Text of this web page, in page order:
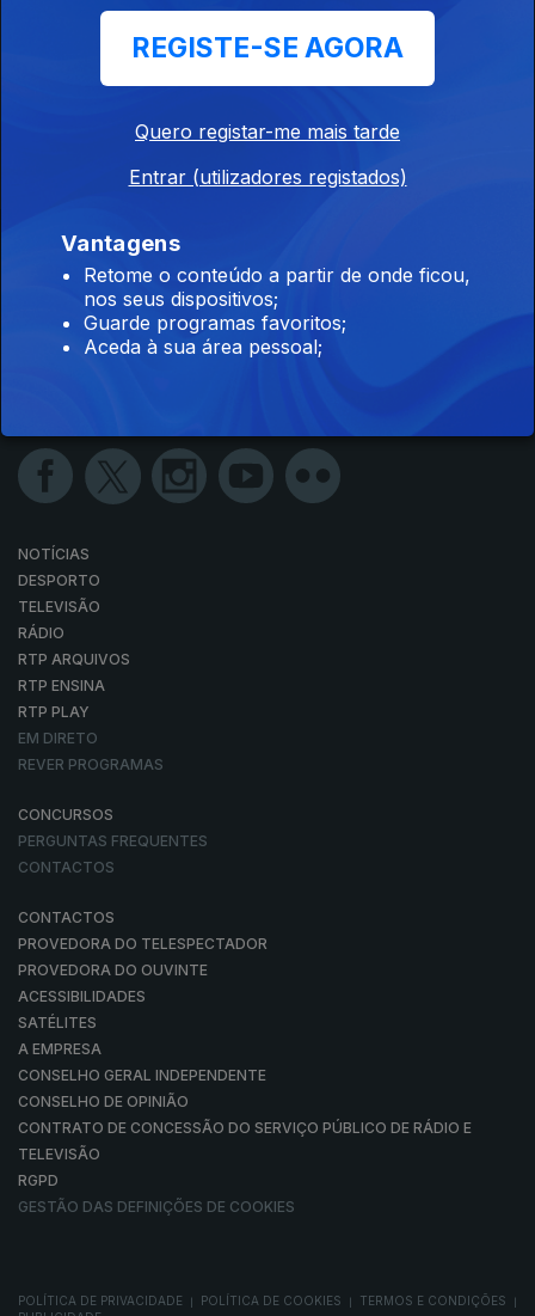
Instale a aplicaçãoRTP Play
Disponível para iOS, Android, Apple TV, Android TV e
CarPlay
NOTÍCIAS
DESPORTO
TELEVISÃO
RÁDIO
RTP ARQUIVOS
RTP ENSINA
RTP PLAY
EM DIRETO
REVER PROGRAMAS
CONCURSOS
PERGUNTAS FREQUENTES
CONTACTOS
CONTACTOS
PROVEDORA DO TELESPECTADOR
PROVEDORA DO OUVINTE
ACESSIBILIDADES
SATÉLITES
A EMPRESA
CONSELHO GERAL INDEPENDENTE
CONSELHO DE OPINIÃO
CONTRATO DE CONCESSÃO DO SERVIÇO PÚBLICO DE RÁDIO E
TELEVISÃO
RGPD
GESTÃO DAS DEFINIÇÕES DE COOKIES
POLÍTICA DE PRIVACIDADE POLÍTICA DE COOKIES TERMOS E CONDIÇÕES
REGISTE-SE AGORA
Quero registar-me mais tarde
Entrar (utilizadores registados)
Vantagens
Retome o conteúdo a partir de onde ficou,
nos seus dispositivos;
Guarde programas favoritos;
Aceda à sua área pessoal;